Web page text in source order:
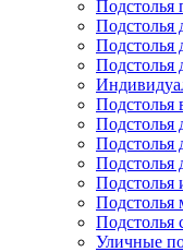
Подстолья
Подстолья
Подстолья
Подстолья
Подстолья
Подстолья
Подстолья
Подстолья
Подстолья
Подстолья
Подстолья
Уличные